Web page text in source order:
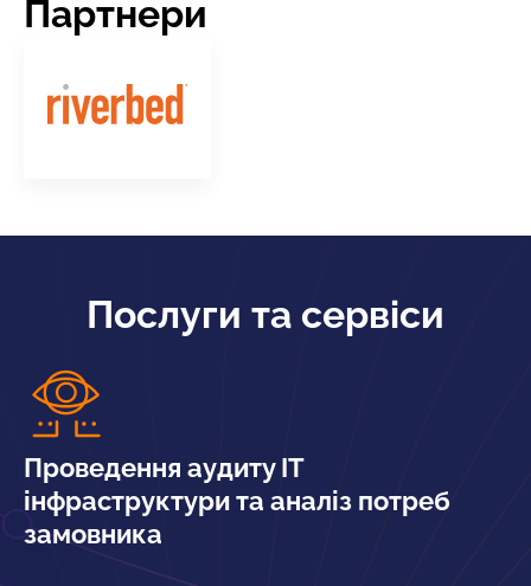
Партнери
Послуги та сервіси
Проведення аудиту ІТ
інфраструктури та аналіз потреб
замовника